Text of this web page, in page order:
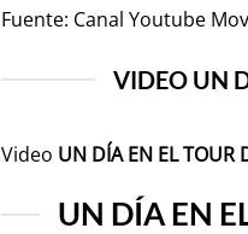
Fuente: Canal Youtube
VIDEO UN
Video UN DÍA EN EL TOUR
UN DÍA EN